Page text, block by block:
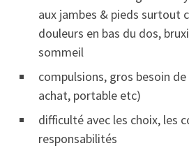
aux jambes & pieds surtout
douleurs en bas du dos,
sommeil
compulsions, gros besoin
achat, portable etc)
difficulté avec les choix, les
responsabilités